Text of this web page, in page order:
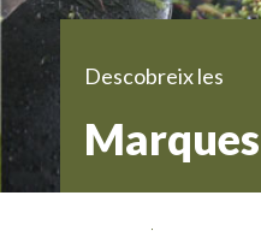
Descobreix les